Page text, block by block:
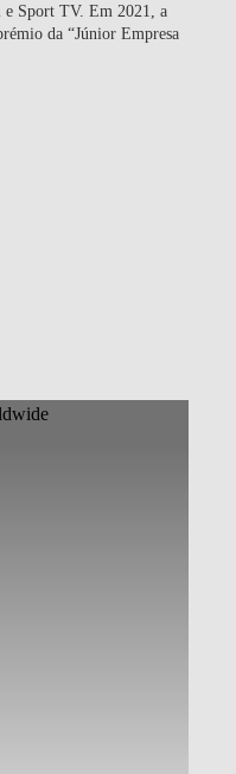
e Sport TV. Em 2021, a
da “Júnior Empresa